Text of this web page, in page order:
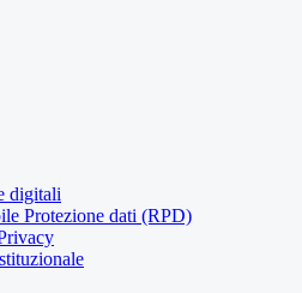
digitali
Protezione dati (RPD)